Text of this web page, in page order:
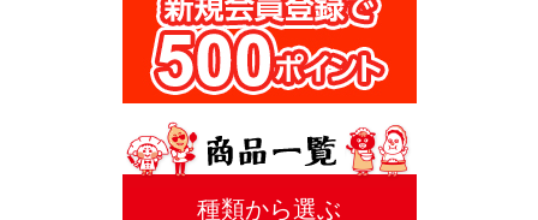
種類から選ぶ